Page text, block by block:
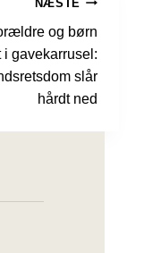
NÆSTE
og børn
i gavekarrusel:
slår
hårdt ned